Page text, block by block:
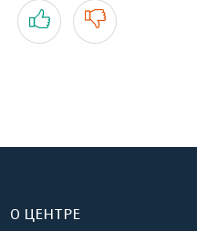
Да Нет
О ЦЕНТРЕ